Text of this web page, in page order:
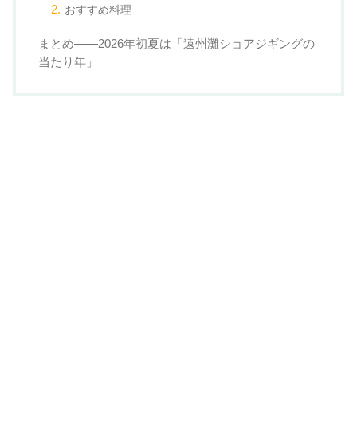
おすすめ料理
まとめ——2026年初夏は「遠州灘ショアジギングの
当たり年」